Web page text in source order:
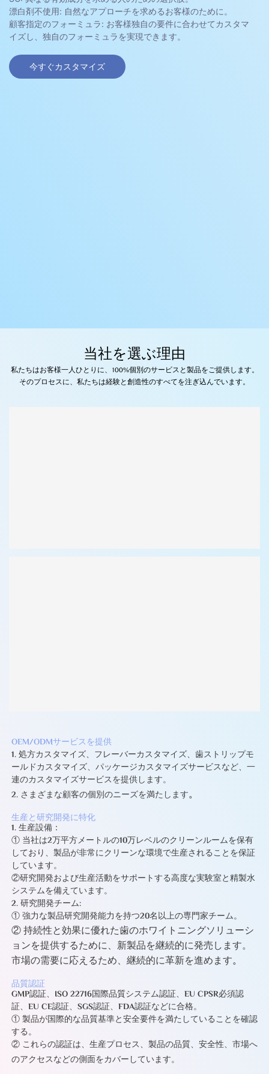
漂白剤不使用: 自然なアプローチを求めるお客様のために。
顧客指定のフォーミュラ: お客様独自の要件に合わせてカスタマ
イズし、独自のフォーミュラを実現できます。
今すぐカスタマイズ
当社を選ぶ理由
私たちはお客様一人ひとりに、100%個別のサービスと製品をご提供します。
そのプロセスに、私たちは経験と創造性のすべてを注ぎ込んでいます。
OEM/ODMサービスを提供
1. 処方カスタマイズ、フレーバーカスタマイズ、歯ストリップモ
ールドカスタマイズ、パッケージカスタマイズサービスなど、一
連のカスタマイズサービスを提供します。
2. さまざまな顧客の個別のニーズを満たします。
生産と研究開発に特化
1. 生産設備：
① 当社は2万平方メートルの10万レベルのクリーンルームを保有
しており、製品が非常にクリーンな環境で生産されることを保証
しています。
②研究開発および生産活動をサポートする高度な実験室と精製水
システムを備えています。
2. 研究開発チーム:
① 強力な製品研究開発能力を持つ20名以上の専門家チーム。
② 持続性と効果に優れた歯のホワイトニングソリューシ
ョンを提供するために、新製品を継続的に発売します。
市場の需要に応えるため、継続的に革新を進めます。
品質認証
GMP認証、ISO 22716国際品質システム認証、EU CPSR必須認
証、EU CE認証、SGS認証、FDA認証などに合格。
① 製品が国際的な品質基準と安全要件を満たしていることを確認
する。
② これらの認証は、生産プロセス、製品の品質、安全性、市場へ
のアクセスなどの側面をカバーしています。